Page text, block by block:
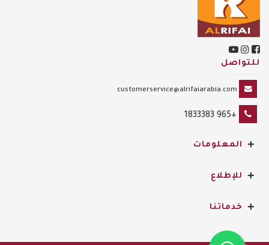
للتواصل
customerservice@alrifaiarabia.com
+965 1833383
المعلومات +
للإطلاع +
خدماتنا +